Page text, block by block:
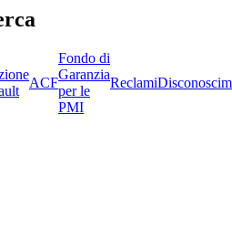
ACF
Fondo di
Garanzia
per le
PMI
Reclami